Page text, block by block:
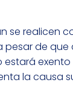
se realicen
de
la causa